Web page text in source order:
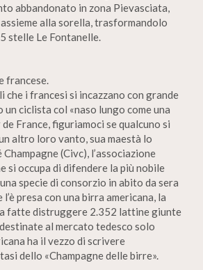
abbandonato in zona Pievasciata,
alla sorella, trasformandolo
stelle Le Fontanelle.
francese.
che i francesi si incazzano con grande
ciclista col «naso lungo come una
France, figuriamoci se qualcuno si
altro loro vanto, sua maestà lo
(Civc), l’associazione
si occupa di difendere la più nobile
specie di consorzio in abito da sera
presa con una birra americana, la
fatte distruggere 2.352 lattine giunte
al mercato tedesco solo
ha il vezzo di scrivere
dello «Champagne delle birre».